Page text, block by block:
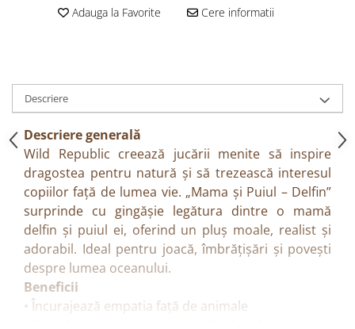
Adauga la Favorite Cere informatii
Descriere
Descriere generală
Wild Republic creează jucării menite să inspire
dragostea pentru natură și să trezească interesul
copiilor față de lumea vie. „Mama și Puiul – Delfin”
surprinde cu gingășie legătura dintre o mamă
delfin și puiul ei, oferind un pluș moale, realist și
adorabil. Ideal pentru joacă, îmbrățișări și povești
despre lumea oceanului.
Beneficii
• Încurajează empatia față de animale